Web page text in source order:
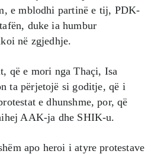
e mblodhi partinë e tij, PDK-
duke ia humbur
në zgjedhje.
që e mori nga Thaçi, Isa
ta përjetojë si goditje, që i
e dhunshme, por, që
AAK-ja dhe SHIK-u.
apo heroi i atyre protestave